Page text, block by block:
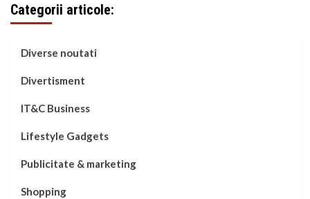
Categorii articole:
Diverse noutati
Divertisment
IT&C Business
Lifestyle Gadgets
Publicitate & marketing
Shopping